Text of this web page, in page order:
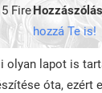
Fire
hozzá Te is!
olyan lapot is
óta, ezért